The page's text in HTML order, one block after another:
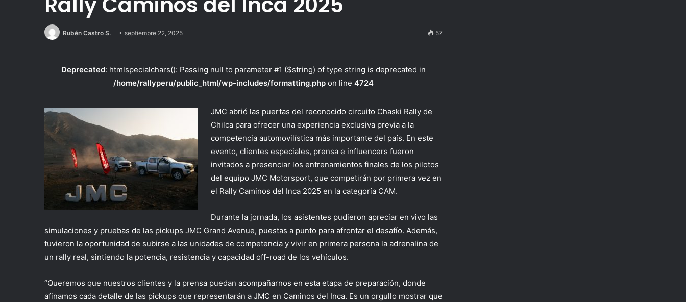
Rubén Castro S. septiembre 22, 2025 57
Deprecated: htmlspecialchars(): Passing null to parameter #1 ($string) of type string is deprecated in
/home/rallyperu/public_html/wp-includes/formatting.php on line 4724
JMC abrió las puertas del reconocido circuito Chaski Rally de
Chilca para ofrecer una experiencia exclusiva previa a la
competencia automovilística más importante del país. En este
evento, clientes especiales, prensa e influencers fueron
invitados a presenciar los entrenamientos finales de los pilotos
del equipoJMC Motorsport, que competirán por primera vez en
el Rally Caminos del Inca 2025 en la categoría CAM.
Durante la jornada, los asistentes pudieron apreciar en vivo las
simulaciones y pruebas de las pickups JMC Grand Avenue, puestas a punto para afrontar el desafío. Además,
tuvieron la oportunidad de subirse a las unidades de competencia y vivir en primera persona la adrenalina de
un rally real, sintiendo la potencia, resistencia y capacidad off-road de los vehículos.
“Queremos que nuestros clientes y la prensa puedan acompañarnos en esta etapa de preparación, donde
afinamos cada detalle de las pickups que representarán a JMC en Caminos del Inca. Es un orgullo mostrar que